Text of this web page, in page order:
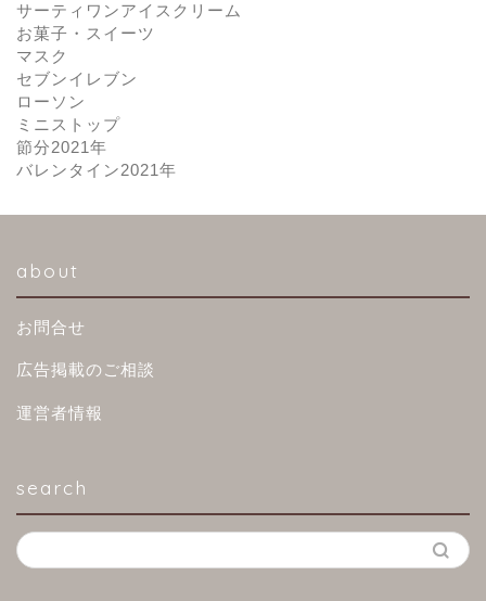
サーティワンアイスクリーム
お菓子・スイーツ
マスク
セブンイレブン
ローソン
ミニストップ
節分2021年
バレンタイン2021年
about
お問合せ
広告掲載のご相談
運営者情報
search